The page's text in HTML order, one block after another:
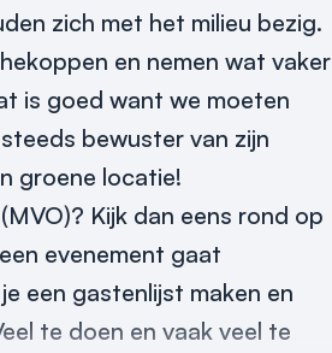
zich met het milieu bezig.
en nemen wat vaker
is goed want we moeten
bewuster van zijn
groene locatie!
Kijk dan eens rond op
evenement gaat
een gastenlijst maken en
te doen en vaak veel te